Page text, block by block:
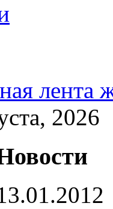
лента
2026